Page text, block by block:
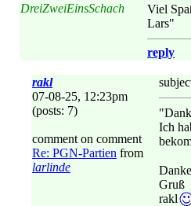
DreiZweiEinsSchach
Viel
Lars"
reply
rakl
07-08-25, 12:23pm
(posts: 7)
comment on comment
Re: PGN-Partien from
larlinde
Ich
Gruß
rakl